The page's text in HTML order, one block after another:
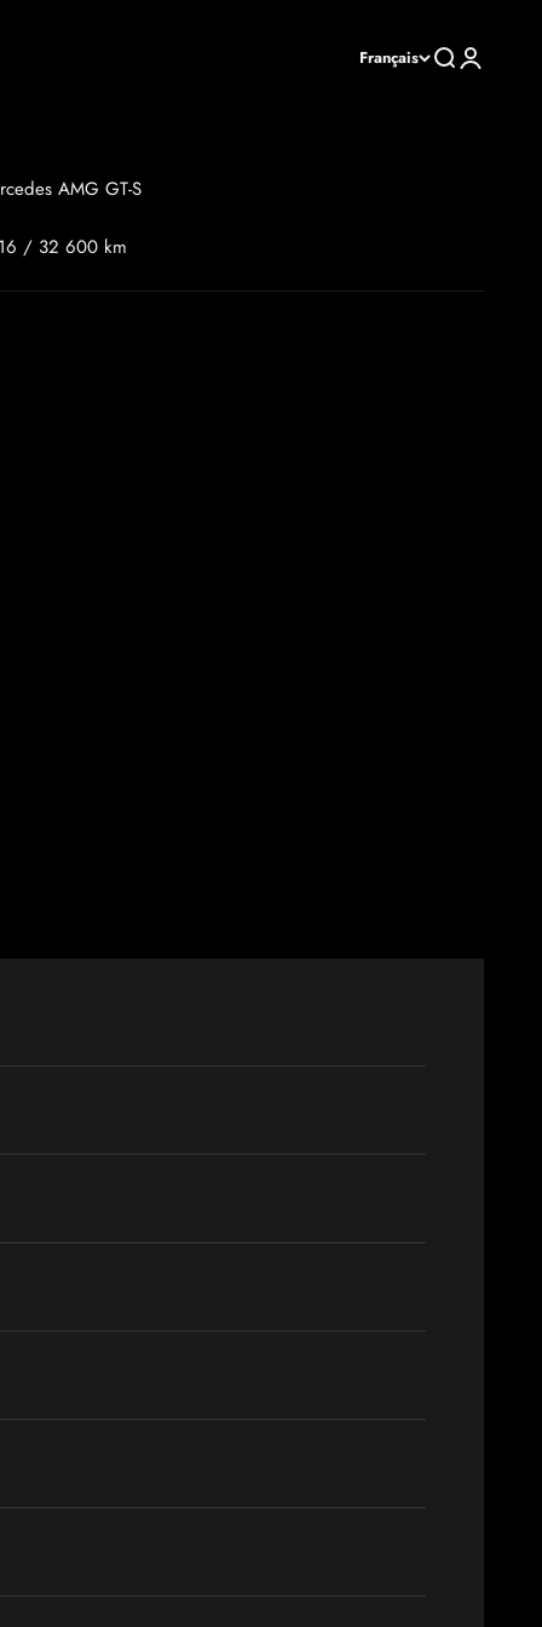
Français Recherche
Connexion
AMG GT-S
/ 32 600 km